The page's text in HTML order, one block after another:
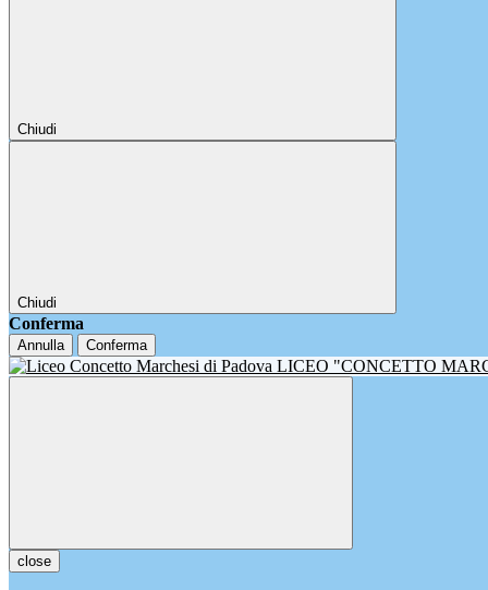
Chiudi
Chiudi
Conferma
Annulla Conferma
LICEO "CONCETTO
close